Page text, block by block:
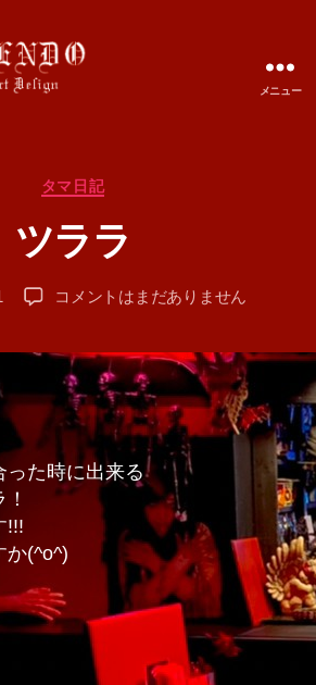
メニュー
カ
ゴ
リ
タマ日記
ツララ
成
者
T
A
ツ
の
コメントはまだありません
った時に出来る
!!!
か(^o^)